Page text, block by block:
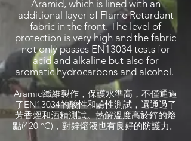
Aramid, which is lined with an
additional layer of Flame Retardant
fabric in the front. The level of
protection is very high and the fabric
not only passes EN13034 tests for
acid and alkaline but also for
aromatic hydrocarbons and alcohol.
Aramid纖維製作，保護水準高，不僅通過
了EN13034的酸性和鹼性測試，還通過了
芳香烴和酒精測試。熱解溫度高於鋅的熔
點(420 °C)，對鋅熔液也有良好的防護力。